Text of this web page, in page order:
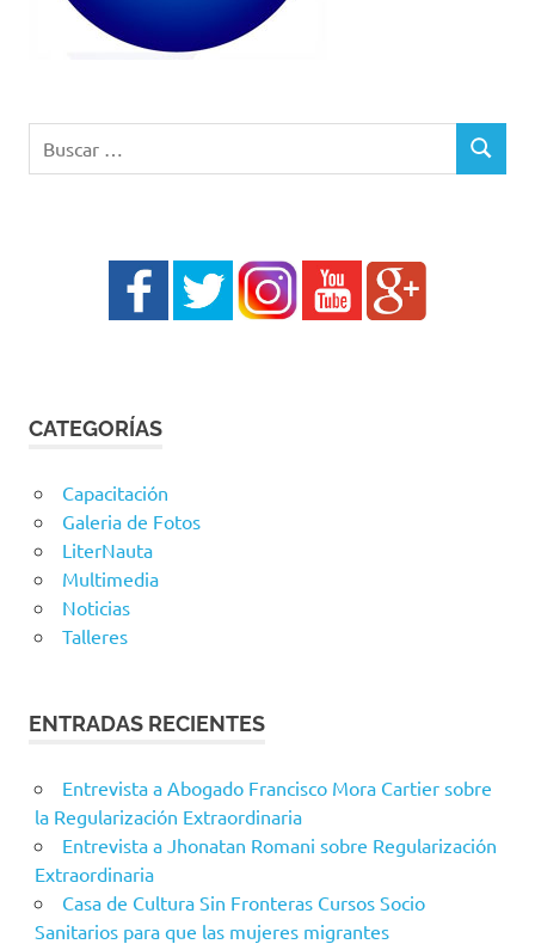
BUSCAR
CATEGORÍAS
Capacitación
Galeria de Fotos
LiterNauta
Multimedia
Noticias
Talleres
ENTRADAS RECIENTES
Entrevista a Abogado Francisco Mora Cartier sobre
la Regularización Extraordinaria
Entrevista a Jhonatan Romani sobre Regularización
Extraordinaria
Casa de Cultura Sin Fronteras Cursos Socio
Sanitarios para que las mujeres migrantes